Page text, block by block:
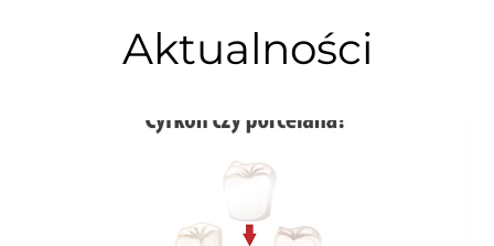
Aktualności